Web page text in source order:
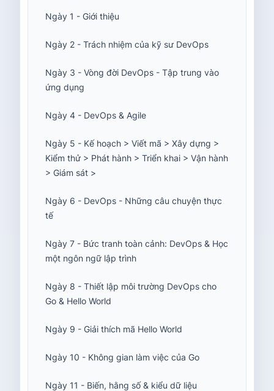
Ngày 1 - Giới thiệu
Ngày 2 - Trách nhiệm của kỹ sư DevOps
Ngày 3 - Vòng đời DevOps - Tập trung vào
ứng dụng
Ngày 4 - DevOps & Agile
Ngày 5 - Kế hoạch > Viết mã > Xây dựng >
Kiểm thử > Phát hành > Triển khai > Vận hành
> Giám sát >
Ngày 6 - DevOps - Những câu chuyện thực
tế
Ngày 7 - Bức tranh toàn cảnh: DevOps & Học
một ngôn ngữ lập trình
Ngày 8 - Thiết lập môi trường DevOps cho
Go & Hello World
Ngày 9 - Giải thích mã Hello World
Ngày 10 - Không gian làm việc của Go
Ngày 11 - Biến, hằng số & kiểu dữ liệu